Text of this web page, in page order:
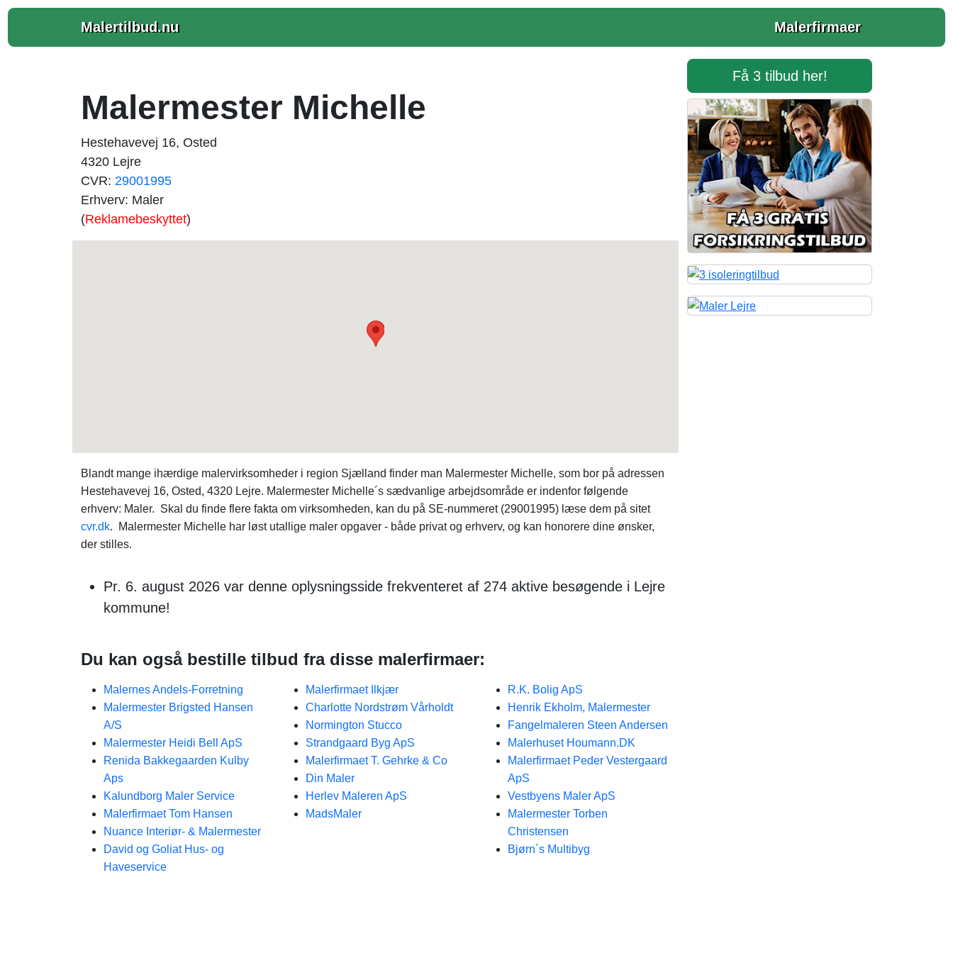
Malertilbud.nu Malerfirmaer
Malermester Michelle
Hestehavevej 16, Osted
4320 Lejre
CVR: 29001995
Erhverv: Maler
(Reklamebeskyttet)
Blandt mange ihærdige malervirksomheder i region Sjælland finder man Malermester Michelle, som bor på adressen
Hestehavevej 16, Osted, 4320 Lejre. Malermester Michelle´s sædvanlige arbejdsområde er indenfor følgende
erhverv: Maler. Skal du finde flere fakta om virksomheden, kan du på SE-nummeret (29001995) læse dem på sitet
cvr.dk. Malermester Michelle har løst utallige maler opgaver - både privat og erhverv, og kan honorere dine ønsker,
der stilles.
Pr. 6. august 2026 var denne oplysningsside frekventeret af 274 aktive besøgende i Lejre
kommune!
Du kan også bestille tilbud fra disse malerfirmaer:
Malernes Andels-Forretning
Malermester Brigsted Hansen
A/S
Malermester Heidi Bell ApS
Renida Bakkegaarden Kulby
Aps
Kalundborg Maler Service
Malerfirmaet Tom Hansen
Nuance Interiør- & Malermester
David og Goliat Hus- og
Haveservice
Malerfirmaet Ilkjær
Charlotte Nordstrøm Vårholdt
Normington Stucco
Strandgaard Byg ApS
Malerfirmaet T. Gehrke & Co
Din Maler
Herlev Maleren ApS
MadsMaler
R.K. Bolig ApS
Henrik Ekholm, Malermester
Fangelmaleren Steen Andersen
Malerhuset Houmann.DK
Malerfirmaet Peder Vestergaard
ApS
Vestbyens Maler ApS
Malermester Torben
Christensen
Bjørn´s Multibyg
Få 3 tilbud her!